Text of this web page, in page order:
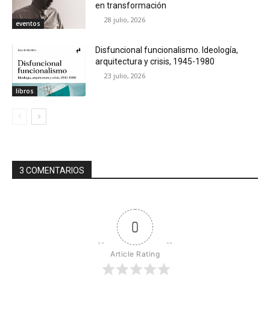
eventos
en transformación
28 julio, 2026
libros
Disfuncional funcionalismo. Ideología,
arquitectura y crisis, 1945-1980
23 julio, 2026
3 COMENTARIOS
0
Article Rating